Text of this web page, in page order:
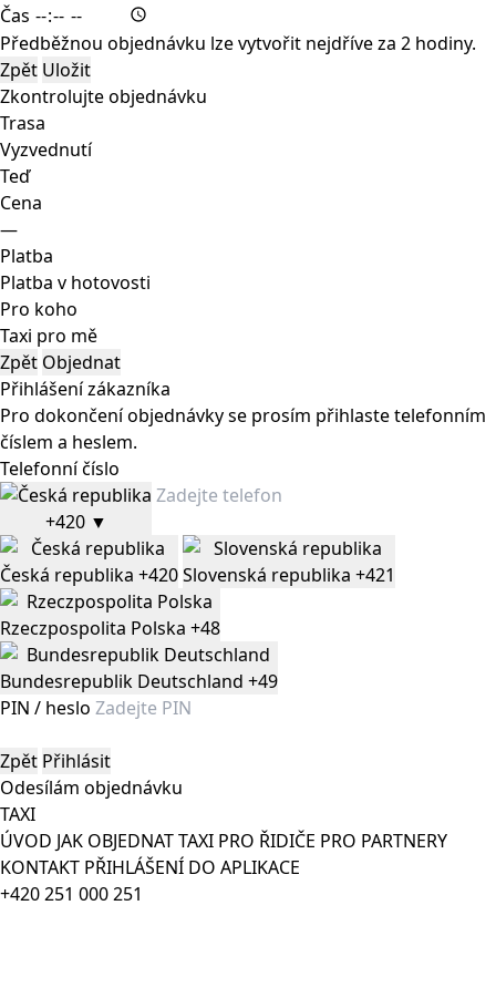
Čas
Předběžnou objednávku lze vytvořit nejdříve za 2 hodiny.
Zpět Uložit
Zkontrolujte objednávku
Trasa
Vyzvednutí
Teď
Cena
—
Platba
Platba v hotovosti
Pro koho
Taxi pro mě
Zpět Objednat
Přihlášení zákazníka
Pro dokončení objednávky se prosím přihlaste telefonním
číslem a heslem.
Telefonní číslo
+420 ▼
Česká republika +420Slovenská republika +421
Rzeczpospolita Polska +48
Bundesrepublik Deutschland +49
PIN / heslo
Zpět Přihlásit
Odesílám objednávku
TAXI
ÚVOD JAK OBJEDNAT TAXI PRO ŘIDIČE PRO PARTNERY
KONTAKT PŘIHLÁŠENÍ DO APLIKACE
+420 251 000 251